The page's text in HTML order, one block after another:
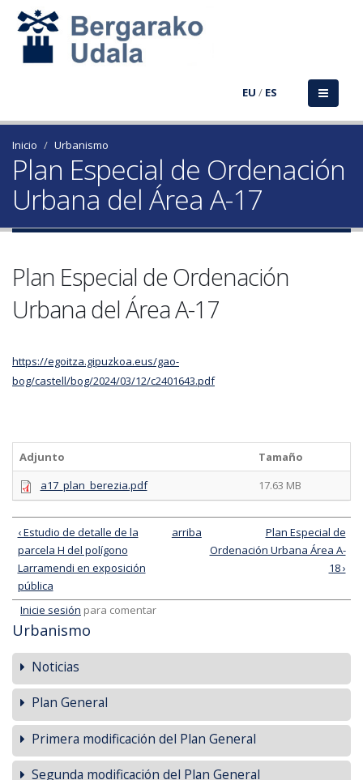
EU / ES
Inicio Urbanismo
Plan Especial de Ordenación
Urbana del Área A-17
Plan Especial de Ordenación
Urbana del Área A-17
https://egoitza.gipuzkoa.eus/gao-
bog/castell/bog/2024/03/12/c2401643.pdf
Adjunto
Tamaño
a17_plan_berezia.pdf
17.63 MB
‹ Estudio de detalle de la
parcela H del polígono
Larramendi en exposición
pública
arriba
Plan Especial de
Ordenación Urbana Área A-
18 ›
Inicie sesión para comentar
Urbanismo
Noticias
Plan General
Primera modificación del Plan General
Segunda modificación del Plan General